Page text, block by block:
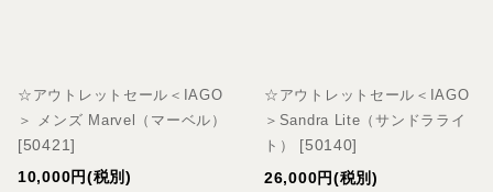
☆アウトレットセール＜IAGO
＞ メンズ Marvel（マーベル）
[50421]
10,000円(税別)
☆アウトレットセール＜IAGO
＞Sandra Lite（サンドラライ
ト）
[50140]
26,000円(税別)